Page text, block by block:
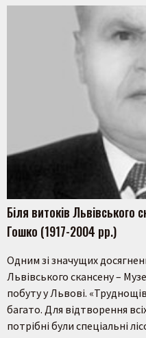
Біля витоків Львівського
Гошко (1917-2004 рр.)
Одним зі значущих
Львівського скансену –
побуту у Львові.
багато. Для відтворення
потрібні були спеціальні